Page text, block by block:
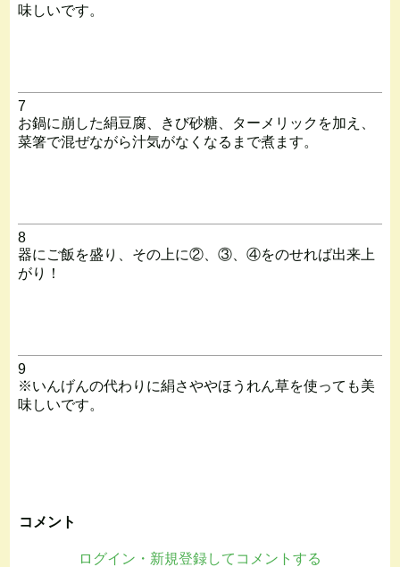
味しいです。
7
お鍋に崩した絹豆腐、きび砂糖、ターメリックを加え、
菜箸で混ぜながら汁気がなくなるまで煮ます。
8
器にご飯を盛り、その上に②、③、④をのせれば出来上
がり！
9
※いんげんの代わりに絹さややほうれん草を使っても美
味しいです。
コメント
ログイン・新規登録してコメントする